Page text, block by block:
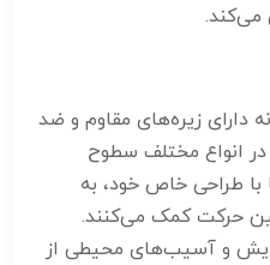
می‌کند.
دارای زیره‌های مقاوم و ضد
انواع مختلف سطوح
طراحی خاص خود، به
حرکت کمک می‌کنند.
و آسیب‌های محیطی از